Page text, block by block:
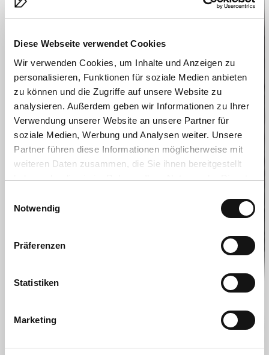
Diese Webseite verwendet Cookies
Wir verwenden Cookies, um Inhalte und Anzeigen zu
personalisieren, Funktionen für soziale Medien anbieten
zu können und die Zugriffe auf unsere Website zu
analysieren. Außerdem geben wir Informationen zu Ihrer
Verwendung unserer Website an unsere Partner für
soziale Medien, Werbung und Analysen weiter. Unsere
Partner führen diese Informationen möglicherweise mit
weiteren Daten zusammen, die Sie ihnen bereitgestellt
haben oder die sie im Rahmen Ihrer Nutzung der Dienste
Notwendig
Präferenzen
Statistiken
Marketing